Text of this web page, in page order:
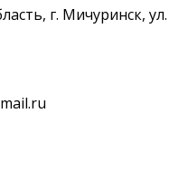
г. Мичуринск, ул.